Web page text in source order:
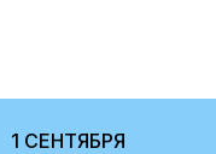
1 СЕНТЯБРЯ